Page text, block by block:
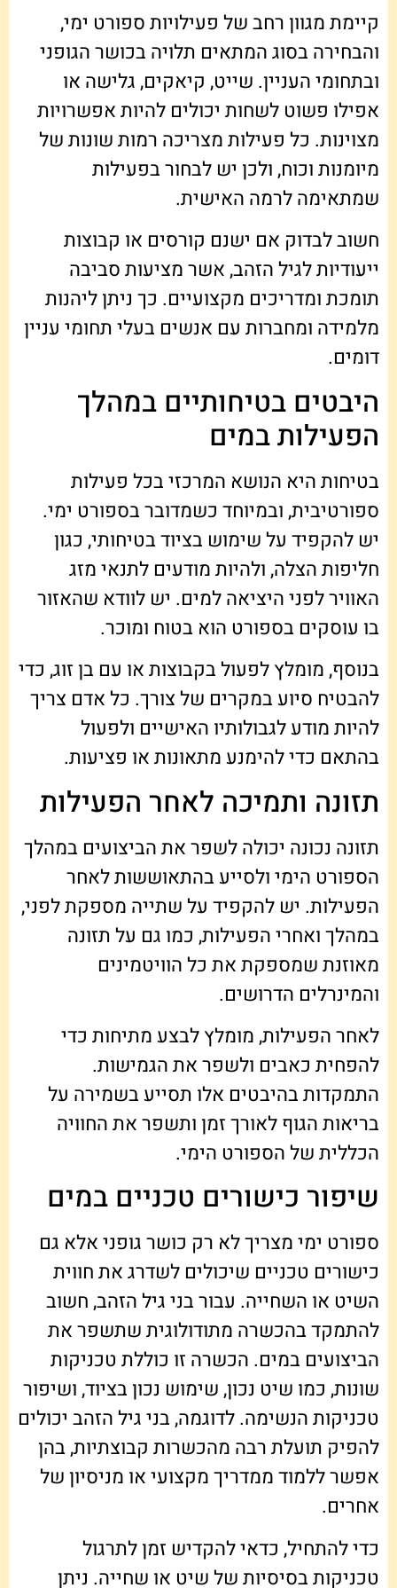
קיימת מגוון רחב של פעילויות ספורט ימי,
והבחירה בסוג המתאים תלויה בכושר הגופני
ובתחומי העניין. שייט, קיאקים, גלישה או
אפילו פשוט לשחות יכולים להיות אפשרויות
מצוינות. כל פעילות מצריכה רמות שונות של
מיומנות וכוח, ולכן יש לבחור בפעילות
שמתאימה לרמה האישית.
חשוב לבדוק אם ישנם קורסים או קבוצות
ייעודיות לגיל הזהב, אשר מציעות סביבה
תומכת ומדריכים מקצועיים. כך ניתן ליהנות
מלמידה ומחברות עם אנשים בעלי תחומי עניין
דומים.
היבטים בטיחותיים במהלך
הפעילות במים
בטיחות היא הנושא המרכזי בכל פעילות
ספורטיבית, ובמיוחד כשמדובר בספורט ימי.
יש להקפיד על שימוש בציוד בטיחותי, כגון
חליפות הצלה, ולהיות מודעים לתנאי מזג
האוויר לפני היציאה למים. יש לוודא שהאזור
בו עוסקים בספורט הוא בטוח ומוכר.
בנוסף, מומלץ לפעול בקבוצות או עם בן זוג, כדי
להבטיח סיוע במקרים של צורך. כל אדם צריך
להיות מודע לגבולותיו האישיים ולפעול
בהתאם כדי להימנע מתאונות או פציעות.
תזונה ותמיכה לאחר הפעילות
תזונה נכונה יכולה לשפר את הביצועים במהלך
הספורט הימי ולסייע בהתאוששות לאחר
הפעילות. יש להקפיד על שתייה מספקת לפני,
במהלך ואחרי הפעילות, כמו גם על תזונה
מאוזנת שמספקת את כל הוויטמינים
והמינרלים הדרושים.
לאחר הפעילות, מומלץ לבצע מתיחות כדי
להפחית כאבים ולשפר את הגמישות.
התמקדות בהיבטים אלו תסייע בשמירה על
בריאות הגוף לאורך זמן ותשפר את החוויה
הכללית של הספורט הימי.
שיפור כישורים טכניים במים
ספורט ימי מצריך לא רק כושר גופני אלא גם
כישורים טכניים שיכולים לשדרג את חווית
השיט או השחייה. עבור בני גיל הזהב, חשוב
להתמקד בהכשרה מתודולוגית שתשפר את
הביצועים במים. הכשרה זו כוללת טכניקות
שונות, כמו שיט נכון, שימוש נכון בציוד, ושיפור
טכניקות הנשימה. לדוגמה, בני גיל הזהב יכולים
להפיק תועלת רבה מהכשרות קבוצתיות, בהן
אפשר ללמוד ממדריך מקצועי או מניסיון של
אחרים.
כדי להתחיל, כדאי להקדיש זמן לתרגול
טכניקות בסיסיות של שיט או שחייה. ניתן